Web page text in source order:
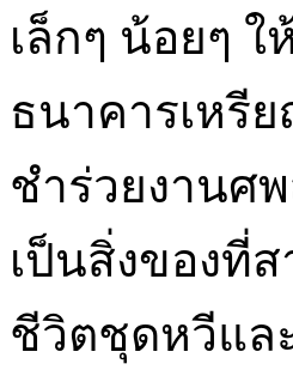
เล็กๆ น้อยๆ
ธนาคารเหรี
ชำร่วยงานศ
เป็นสิ่งของที่
ชีวิตชุดหวีแล